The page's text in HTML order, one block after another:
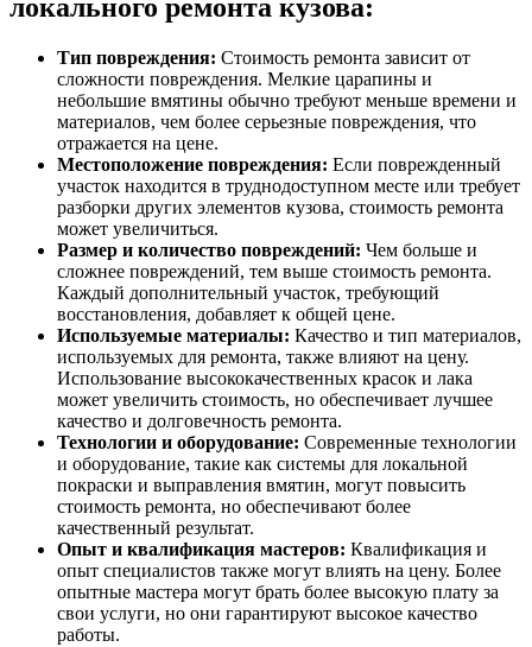
локального ремонта кузова:
Тип повреждения: Стоимость ремонта зависит от
сложности повреждения. Мелкие царапины и
небольшие вмятины обычно требуют меньше времени и
материалов, чем более серьезные повреждения, что
отражается на цене.
Местоположение повреждения: Если поврежденный
участок находится в труднодоступном месте или требует
разборки других элементов кузова, стоимость ремонта
может увеличиться.
Размер и количество повреждений: Чем больше и
сложнее повреждений, тем выше стоимость ремонта.
Каждый дополнительный участок, требующий
восстановления, добавляет к общей цене.
Используемые материалы: Качество и тип материалов,
используемых для ремонта, также влияют на цену.
Использование высококачественных красок и лака
может увеличить стоимость, но обеспечивает лучшее
качество и долговечность ремонта.
Технологии и оборудование: Современные технологии
и оборудование, такие как системы для локальной
покраски и выправления вмятин, могут повысить
стоимость ремонта, но обеспечивают более
качественный результат.
Опыт и квалификация мастеров: Квалификация и
опыт специалистов также могут влиять на цену. Более
опытные мастера могут брать более высокую плату за
свои услуги, но они гарантируют высокое качество
работы.